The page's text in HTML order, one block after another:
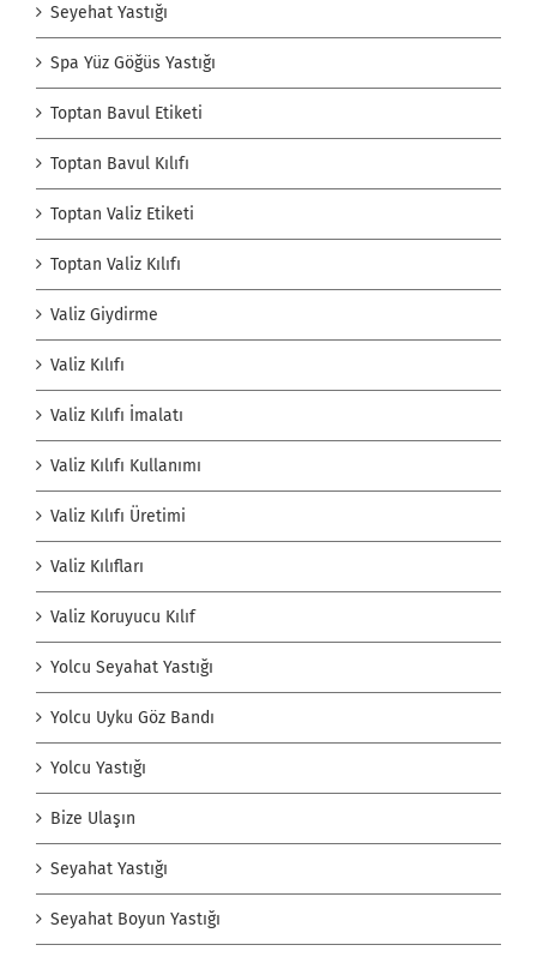
Seyehat Yastığı
Spa Yüz Göğüs Yastığı
Toptan Bavul Etiketi
Toptan Bavul Kılıfı
Toptan Valiz Etiketi
Toptan Valiz Kılıfı
Valiz Giydirme
Valiz Kılıfı
Valiz Kılıfı İmalatı
Valiz Kılıfı Kullanımı
Valiz Kılıfı Üretimi
Valiz Kılıfları
Valiz Koruyucu Kılıf
Yolcu Seyahat Yastığı
Yolcu Uyku Göz Bandı
Yolcu Yastığı
Bize Ulaşın
Seyahat Yastığı
Seyahat Boyun Yastığı